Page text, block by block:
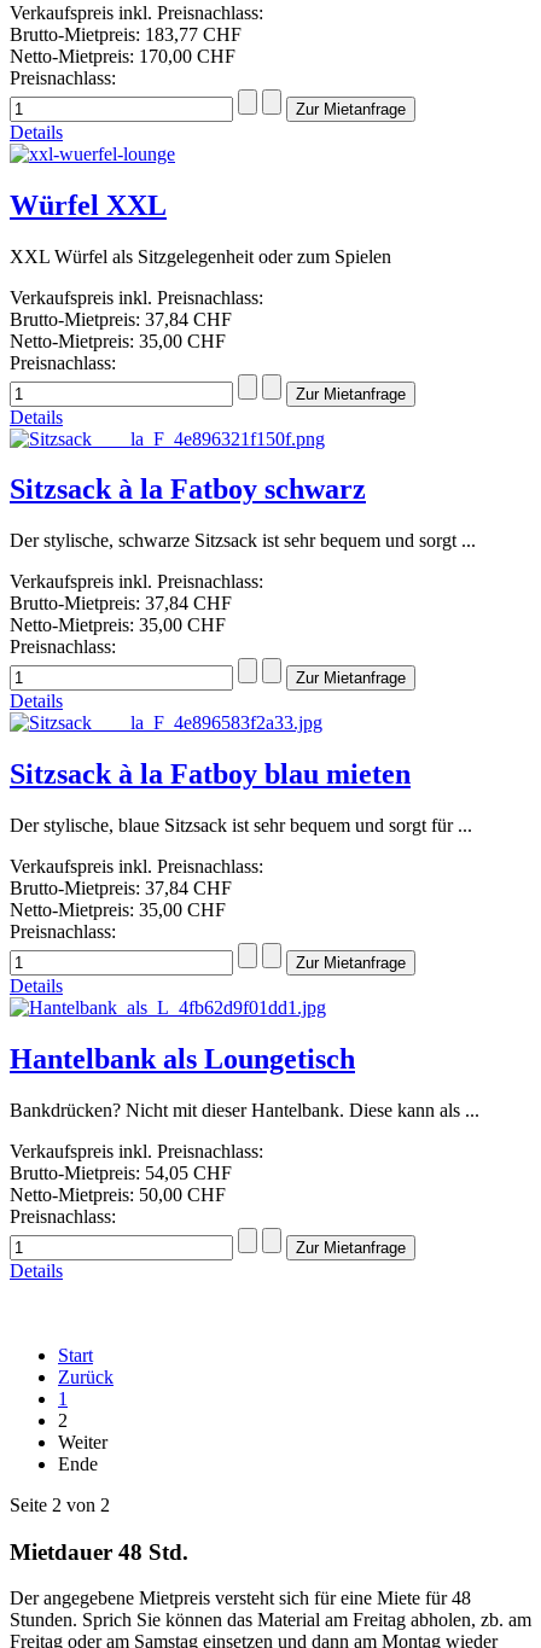
Verkaufspreis inkl. Preisnachlass:
Brutto-Mietpreis: 183,77 CHF
Netto-Mietpreis: 170,00 CHF
Preisnachlass:
Details
Würfel XXL
XXL Würfel als Sitzgelegenheit oder zum Spielen
Verkaufspreis inkl. Preisnachlass:
Brutto-Mietpreis: 37,84 CHF
Netto-Mietpreis: 35,00 CHF
Preisnachlass:
Details
Sitzsack à la Fatboy schwarz
Der stylische, schwarze Sitzsack ist sehr bequem und sorgt ...
Verkaufspreis inkl. Preisnachlass:
Brutto-Mietpreis: 37,84 CHF
Netto-Mietpreis: 35,00 CHF
Preisnachlass:
Details
Sitzsack à la Fatboy blau mieten
Der stylische, blaue Sitzsack ist sehr bequem und sorgt für ...
Verkaufspreis inkl. Preisnachlass:
Brutto-Mietpreis: 37,84 CHF
Netto-Mietpreis: 35,00 CHF
Preisnachlass:
Details
Hantelbank als Loungetisch
Bankdrücken? Nicht mit dieser Hantelbank. Diese kann als ...
Verkaufspreis inkl. Preisnachlass:
Brutto-Mietpreis: 54,05 CHF
Netto-Mietpreis: 50,00 CHF
Preisnachlass:
Details
Start
Zurück
1
2
Weiter
Ende
Seite 2 von 2
Mietdauer 48 Std.
Der angegebene Mietpreis versteht sich für eine Miete für 48
Stunden. Sprich Sie können das Material am Freitag abholen, zb. am
Freitag oder am Samstag einsetzen und dann am Montag wieder